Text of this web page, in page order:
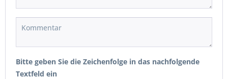
Bitte geben Sie die Zeichenfolge in das nachfolgende
Textfeld ein